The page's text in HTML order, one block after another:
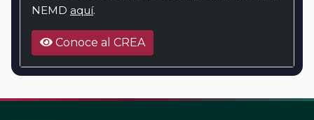
NEMD aquí.
Conoce al CREA